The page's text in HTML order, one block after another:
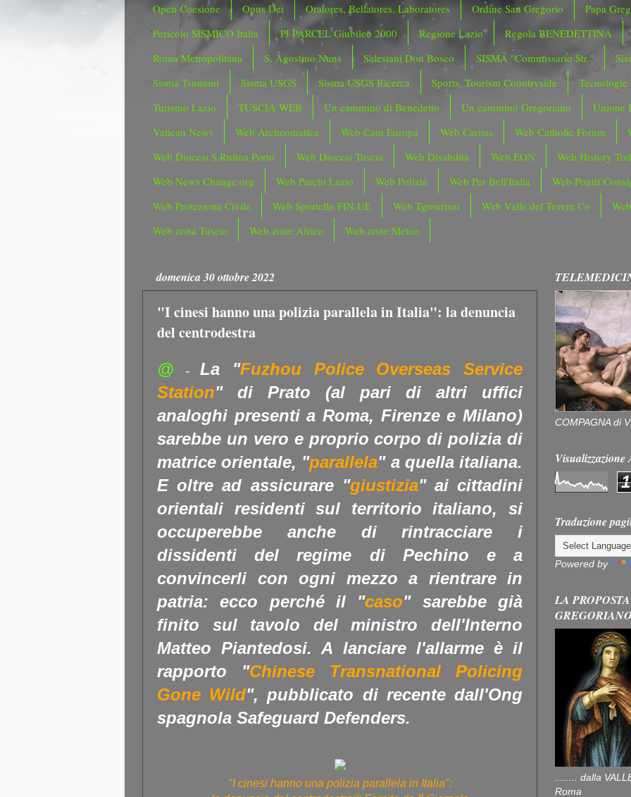
Open Coesione
Opus Dei Oratores, Bellatores, Laboratores Ordine San Gregorio
Papa
Pericolo SISMICO Italia
PJ PARCEL Giubileo 2000 Regione Lazio
Regola BENEDETTINA
Roma Metropolitana
S. Agostino Nuns Salesiani Don Bosco SISMA "Commissario Str."
Sisma Tsunami
Sisma USGS Sisma USGS Ricerca Sports, Tourism Countryside
Tecnologie
Turismo Lazio
TUSCIA WEB Un cammino di Benedetto Un cammino Gregoriano
Unione
Vatican News
Web Archeomatica Web Cam Europa Web Caritas Web Catholic Forum
Web Diocesi S.Rufina Porto
Web Diocesi Tuscia Web Disabilità Web EON
Web History
Web News Change.org
Web Parchi Lazio Web Polizia Web Per Bell'Italia
Web
Web Protezione Civile
Web Sportello FIN.UE Web Tgtourism Web Valle del Tevere Co
Web zona Tuscia
Web zone Africa Web zone Meteo
domenica 30 ottobre 2022
"I cinesi hanno una polizia parallela in Italia": la denuncia
del centrodestra
@ -La "Fuzhou Police Overseas Service
Station" di Prato (al pari di altri uffici
analoghi presenti a Roma, Firenze e Milano)
sarebbe un vero e proprio corpo di polizia di
matrice orientale, "parallela" a quella italiana.
E oltre ad assicurare "giustizia" ai cittadini
orientali residenti sul territorio italiano, si
occuperebbe anche di rintracciare i
dissidenti del regime di Pechino e a
convincerli con ogni mezzo a rientrare in
patria: ecco perché il "caso" sarebbe già
finito sul tavolo del ministro dell'Interno
Matteo Piantedosi. A lanciare l'allarme è il
rapporto "Chinese Transnational Policing
Gone Wild", pubblicato di recente dall'Ong
spagnola Safeguard Defenders.
"I cinesi hanno una polizia parallela in Italia":
COMPAGNA di
1
Traduzione
Powered by
LA
........ dalla
Roma